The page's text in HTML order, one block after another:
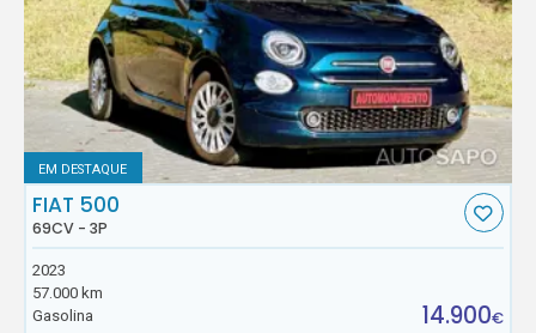
EM DESTAQUE
FIAT 500
69CV - 3P
2023
57.000 km
Gasolina
14.900€